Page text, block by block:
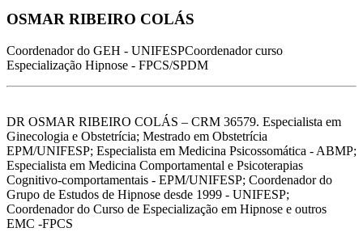
OSMAR RIBEIRO COLÁS
Coordenador do GEH - UNIFESPCoordenador curso
Especialização Hipnose - FPCS/SPDM
DR OSMAR RIBEIRO COLÁS – CRM 36579. Especialista em
Ginecologia e Obstetrícia; Mestrado em Obstetrícia
EPM/UNIFESP; Especialista em Medicina Psicossomática - ABMP;
Especialista em Medicina Comportamental e Psicoterapias
Cognitivo-comportamentais - EPM/UNIFESP; Coordenador do
Grupo de Estudos de Hipnose desde 1999 - UNIFESP;
Coordenador do Curso de Especialização em Hipnose e outros
EMC -FPCS